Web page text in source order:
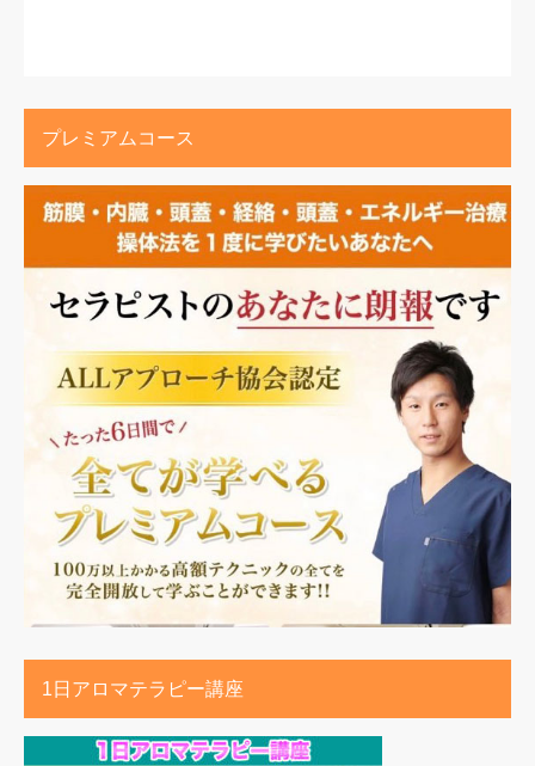
プレミアムコース
1日アロマテラピー講座